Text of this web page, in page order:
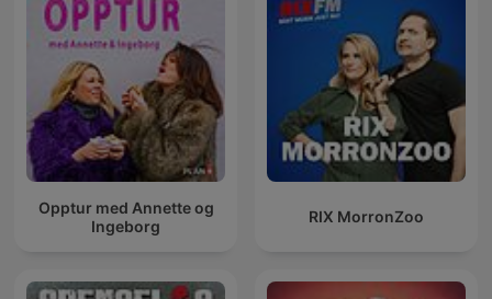
Opptur med Annette og
Ingeborg
RIX MorronZoo